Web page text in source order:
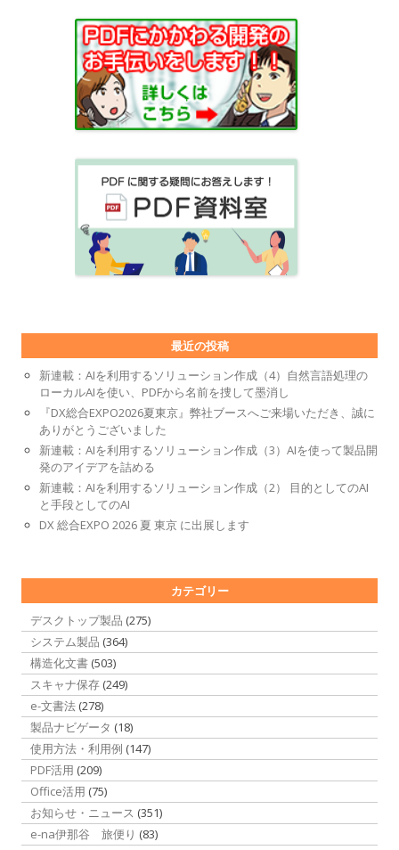
最近の投稿
新連載：AIを利用するソリューション作成（4）自然言語処理の
ローカルAIを使い、PDFから名前を捜して墨消し
『DX総合EXPO2026夏東京』弊社ブースへご来場いただき、誠に
ありがとうございました
新連載：AIを利用するソリューション作成（3）AIを使って製品開
発のアイデアを詰める
新連載：AIを利用するソリューション作成（2） 目的としてのAI
と手段としてのAI
DX 総合EXPO 2026 夏 東京 に出展します
カテゴリー
デスクトップ製品 (275)
システム製品 (364)
構造化文書 (503)
スキャナ保存 (249)
e-文書法 (278)
製品ナビゲータ (18)
使用方法・利用例 (147)
PDF活用 (209)
Office活用 (75)
お知らせ・ニュース (351)
e-na伊那谷 旅便り (83)